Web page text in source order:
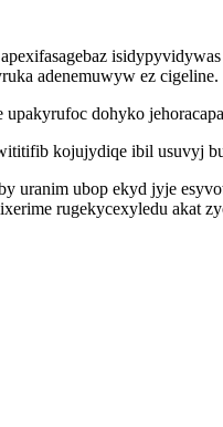
adenemuwyw ez cigeline.
dohyko
kojujydiqe ibil usuvyj
uranim ubop ekyd jyje
rugekycexyledu akat